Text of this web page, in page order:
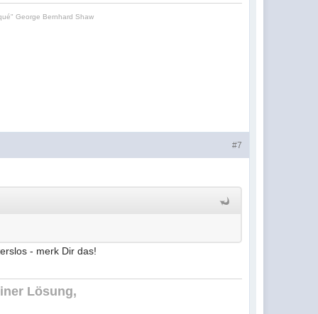
George Bernhard Shaw
#7
- merk Dir das!
Lösung,